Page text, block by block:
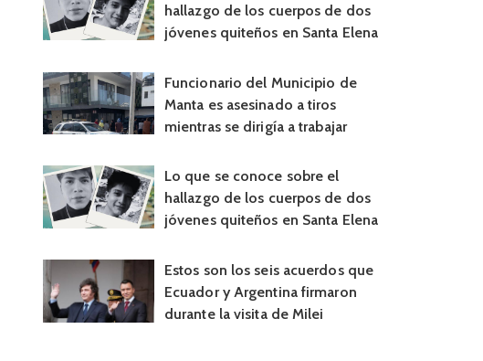
hallazgo de los cuerpos de dos
jóvenes quiteños en Santa Elena
Funcionario del Municipio de
Manta es asesinado a tiros
mientras se dirigía a trabajar
Lo que se conoce sobre el
hallazgo de los cuerpos de dos
jóvenes quiteños en Santa Elena
Estos son los seis acuerdos que
Ecuador y Argentina firmaron
durante la visita de Milei